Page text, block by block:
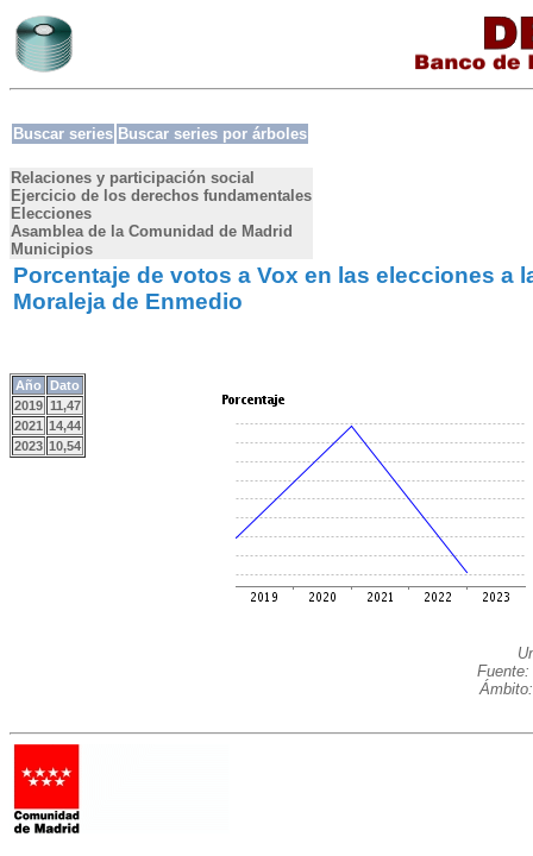
Buscar series Buscar series por árboles
Relaciones y participación social
Ejercicio de los derechos fundamentales
Elecciones
Asamblea de la Comunidad de Madrid
Municipios
Porcentaje de votos a Vox en las elecciones a
Moraleja de Enmedio
Año
Dato
2019 11,47
2021 14,44
2023 10,54
Fuente: